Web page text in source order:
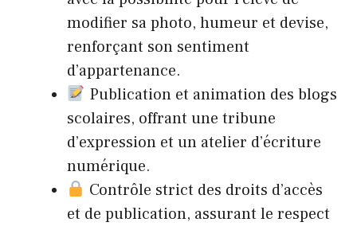
modifier sa photo, humeur et devise,
renforçant son sentiment
d’appartenance.
Publication et animation des blogs
scolaires, offrant une tribune
d’expression et un atelier d’écriture
numérique.
Contrôle strict des droits d’accès
et de publication, assurant le respect